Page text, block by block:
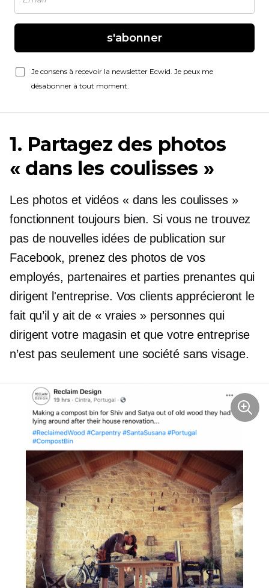
s'abonner
Je consens à recevoir la newsletter Ecwid. Je peux me
désabonner à tout moment.
1. Partagez des photos
« dans les coulisses »
Les photos et vidéos « dans les coulisses »
fonctionnent toujours bien. Si vous ne trouvez
pas de nouvelles idées de publication sur
Facebook, prenez des photos de vos
employés, partenaires et parties prenantes qui
dirigent l'entreprise. Vos clients apprécieront le
fait qu’il y ait de « vraies » personnes qui
dirigent votre magasin et que votre entreprise
n’est pas seulement une société sans visage.